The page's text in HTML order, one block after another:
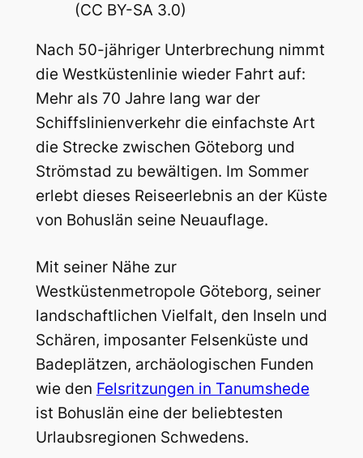
(CC BY-SA 3.0)
Nach 50-jähriger Unterbrechung nimmt
die Westküstenlinie wieder Fahrt auf:
Mehr als 70 Jahre lang war der
Schiffslinienverkehr die einfachste Art
die Strecke zwischen Göteborg und
Strömstad zu bewältigen. Im Sommer
erlebt dieses Reiseerlebnis an der Küste
von Bohuslän seine Neuauflage.
Mit seiner Nähe zur
Westküstenmetropole Göteborg, seiner
landschaftlichen Vielfalt, den Inseln und
Schären, imposanter Felsenküste und
Badeplätzen, archäologischen Funden
wie den Felsritzungen in Tanumshede
ist Bohuslän eine der beliebtesten
Urlaubsregionen Schwedens.